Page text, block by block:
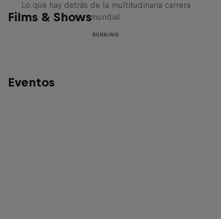
Films & Shows
Lo que hay detrás de la multitudinaria carrera
mundial
RUNNING
Eventos